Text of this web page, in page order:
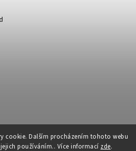
cookie. Dalším procházením tohoto webu
používáním.. Více informací zde.